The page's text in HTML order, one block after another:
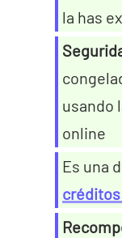
la has
usando
online
Es una